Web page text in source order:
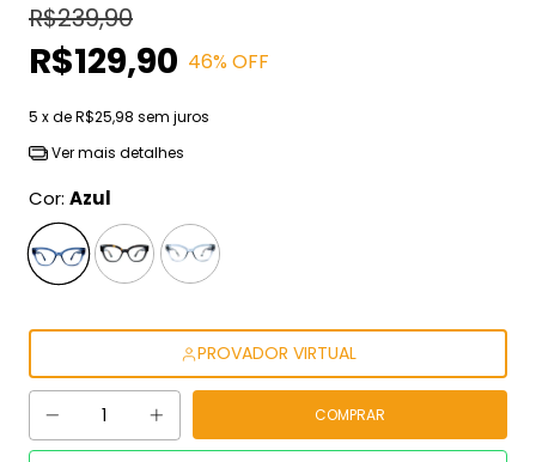
R$239,90
R$129,90 46% OFF
5 x deR$25,98 sem juros
Ver mais detalhes
Cor: Azul
PROVADOR VIRTUAL